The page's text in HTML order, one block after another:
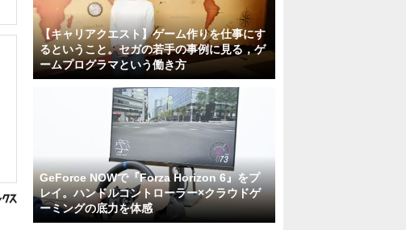
【キャリアクエスト】ゲーム作りを仕事にす
るということ。セガの若手の事例に見る，ゲ
ームプログラマという働き方
GeForce NOWで『Forza Horizon 6』をプ
レイ。ハンドルコントローラー×クラウドゲ
ーミングの底力を体感